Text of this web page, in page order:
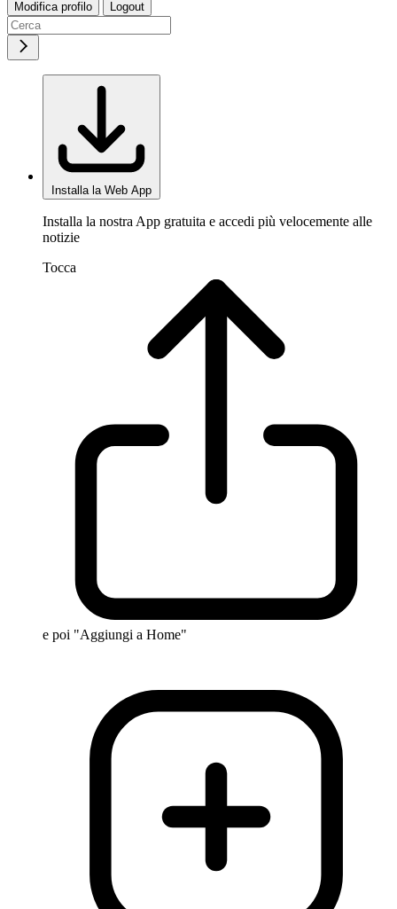
Modifica profilo Logout
Installa la Web App
Installa la nostra App gratuita e accedi più velocemente alle
notizie
Tocca
e poi "Aggiungi a Home"